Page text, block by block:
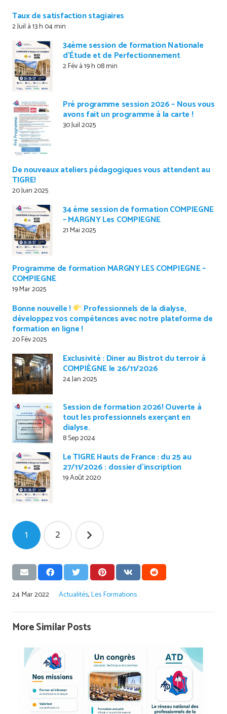
Taux de satisfaction stagiaires
2 Juil à 13 h 04 min
34ème session de formation Nationale
d’Étude et de Perfectionnement
2 Fév à 19 h 08 min
Pré programme session 2026 – Nous vous
avons fait un programme à la carte !
30 Juil 2025
De nouveaux ateliers pédagogiques vous attendent au
TIGRE!
20 Juin 2025
34 ème session de formation COMPIEGNE
– MARGNY Les COMPIEGNE
21 Mai 2025
Programme de formation MARGNY LES COMPIEGNE –
COMPIEGNE
19 Mar 2025
Bonne nouvelle ! Professionnels de la dialyse,
développez vos compétences avec notre plateforme de
formation en ligne !
20 Fév 2025
Exclusivité : Diner au Bistrot du terroir à
COMPIÈGNE le 26/11/2026
24 Jan 2025
Session de formation 2026! Ouverte à
tout les professionnels exerçant en
dialyse.
8 Sep 2024
Le TIGRE Hauts de France : du 25 au
27/11/2026 : dossier d’inscription
19 Août 2020
Pagination
des
publications
1 2
24 Mar 2022 Actualités,Les Formations
More Similar Posts